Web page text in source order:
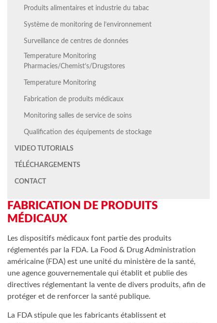
Produits alimentaires et industrie du tabac
Système de monitoring de l’environnement
Surveillance de centres de données
Temperature Monitoring
Pharmacies/Chemist’s/Drugstores
Temperature Monitoring
Fabrication de produits médicaux
Monitoring salles de service de soins
Qualification des équipements de stockage
VIDEO TUTORIALS
TÉLÉCHARGEMENTS
CONTACT
FABRICATION DE PRODUITS
MÉDICAUX
Les dispositifs médicaux font partie des produits
réglementés par la FDA. La Food & Drug Administration
américaine (FDA) est une unité du ministère de la santé,
une agence gouvernementale qui établit et publie des
directives réglementant la vente de divers produits, afin de
protéger et de renforcer la santé publique.
La FDA stipule que les fabricants établissent et